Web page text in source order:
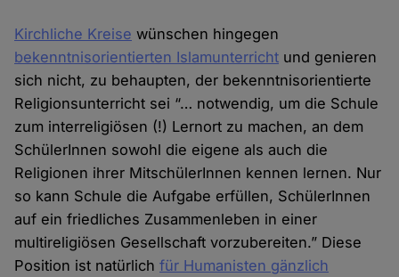
Kirchliche Kreise wünschen hingegen
bekenntnisorientierten Islamunterricht und genieren
sich nicht, zu behaupten, der bekenntnisorientierte
Religionsunterricht sei “… notwendig, um die Schule
zum interreligiösen (!) Lernort zu machen, an dem
SchülerInnen sowohl die eigene als auch die
Religionen ihrer MitschülerInnen kennen lernen. Nur
so kann Schule die Aufgabe erfüllen, SchülerInnen
auf ein friedliches Zusammenleben in einer
multireligiösen Gesellschaft vorzubereiten.” Diese
Position ist natürlichfür Humanisten gänzlich